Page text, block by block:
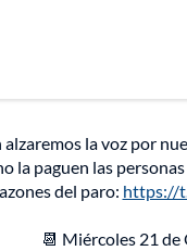
alzaremos la voz por
la paguen las
del paro: https://
📆 Miércoles 21